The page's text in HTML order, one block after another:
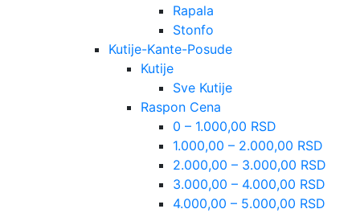
Rapala
Stonfo
Kutije-Kante-Posude
Kutije
Sve Kutije
Raspon Cena
0 – 1.000,00 RSD
1.000,00 – 2.000,00 RSD
2.000,00 – 3.000,00 RSD
3.000,00 – 4.000,00 RSD
4.000,00 – 5.000,00 RSD